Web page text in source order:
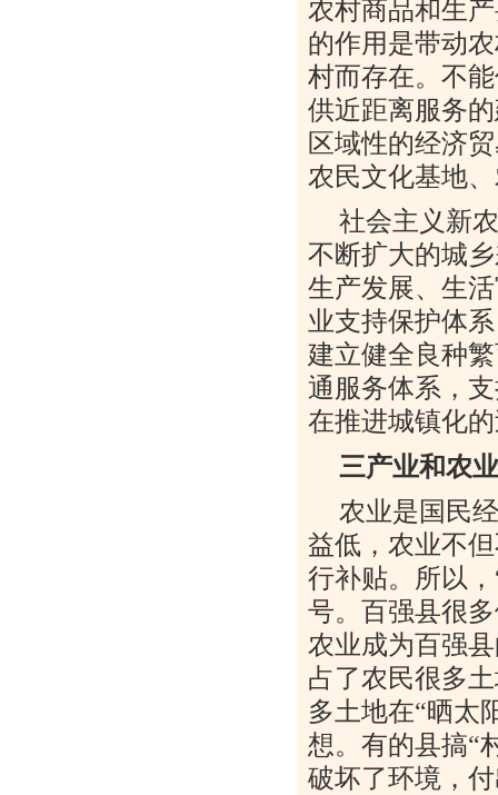
农村商品和生
的作用是带动
村而存在。不
供近距离服务
区域性的经济
农民文化基地
社会主义新
不断扩大的城
生产发展、生
业支持保护体
建立健全良种
通服务体系，
在推进城镇化
三产业和农
农业是国民
益低，农业不
行补贴。所以，
号。百强县很
农业成为百强
占了农民很多
多土地在“晒太
想。有的县搞“
破坏了环境，